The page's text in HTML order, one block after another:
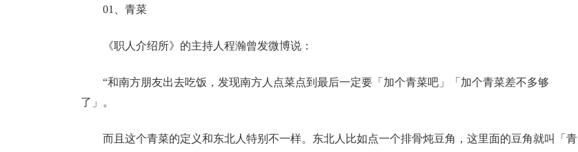
01、青菜
《职人介绍所》的主持人程瀚曾发微博说：
“和南方朋友出去吃饭，发现南方人点菜点到最后一定要「加个青菜吧」「加个青菜差不多够
了」。
而且这个青菜的定义和东北人特别不一样。东北人比如点一个排骨炖豆角，这里面的豆角就叫「青